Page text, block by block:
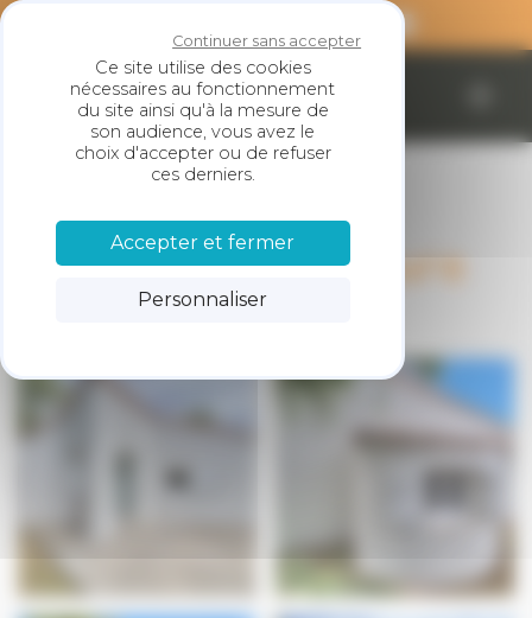
SARL LESKE
Peinture extérieure
Panneau de gestion des cookies
Ce site utilise des cookies
nécessaires au fonctionnement
du site ainsi qu'à la mesure de
son audience, vous avez le
choix d'accepter ou de refuser
ces derniers.
Accepter et fermer
Continuer sans accepter
Personnaliser